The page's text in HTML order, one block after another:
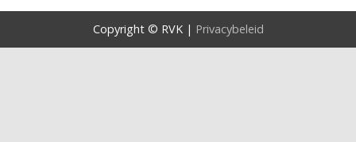
Copyright © RVK | Privacybeleid